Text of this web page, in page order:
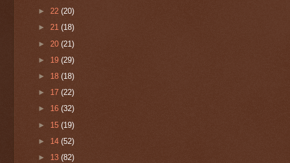
► 22 (20)
► 21 (18)
► 20 (21)
► 19 (29)
► 18 (18)
► 17 (22)
► 16 (32)
► 15 (19)
► 14 (52)
► 13 (82)